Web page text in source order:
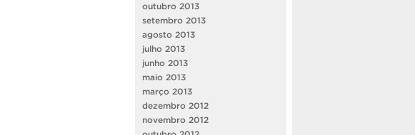
outubro 2013
setembro 2013
agosto 2013
julho 2013
junho 2013
maio 2013
março 2013
dezembro 2012
novembro 2012